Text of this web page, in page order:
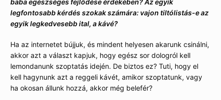
baba egészséges fejlődése érdekében? Az egyik
legfontosabb kérdés szokak számára: vajon tiltólistás-e az
egyik legkedvesebb ital, a kávé?
Ha az internetet bújjuk, és mindent helyesen akarunk csinálni,
akkor azt a választ kapjuk, hogy egész sor dologról kell
lemondanunk szoptatás idején. De biztos ez? Tuti, hogy el
kell hagynunk azt a reggeli kávét, amikor szoptatunk, vagy
ha okosan állunk hozzá, akkor még belefér?